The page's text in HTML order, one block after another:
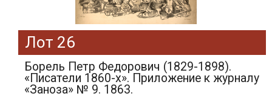
Лот 26
Борель Петр Федорович (1829-1898).
«Писатели 1860-х». Приложение к журналу
«Заноза» № 9. 1863.